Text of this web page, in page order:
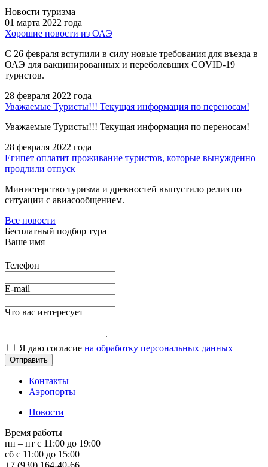
Новости туризма
01 марта 2022 года
Хорошие новости из ОАЭ
С 26 февраля вступили в силу новые требования для въезда в
ОАЭ для вакцинированных и переболевших COVID-19
туристов.
28 февраля 2022 года
Уважаемые Туристы!!! Текущая информация по переносам!
Уважаемые Туристы!!! Текущая информация по переносам!
28 февраля 2022 года
Египет оплатит проживание туристов, которые вынужденно
продлили отпуск
Министерство туризма и древностей выпустило релиз по
ситуации с авиасообщением.
Все новости
Бесплатный подбор тура
Ваше имя
Телефон
E-mail
Что вас интересует
Я даю согласие на обработку персональных данных
Контакты
Аэропорты
Новости
Время работы
пн – пт с 11:00 до 19:00
сб с 11:00 до 15:00
+7 (930) 164-40-66